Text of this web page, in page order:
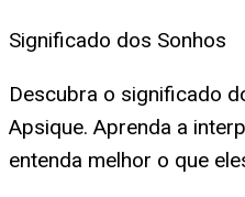
Significado dos Sonhos
Descubra o significado
Apsique. Aprenda a
entenda melhor o que